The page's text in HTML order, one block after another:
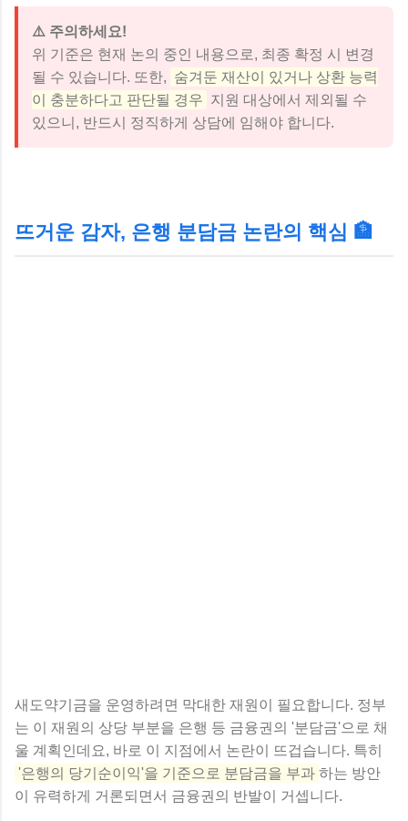
⚠️ 주의하세요!
위 기준은 현재 논의 중인 내용으로, 최종 확정 시 변경
될 수 있습니다. 또한, 숨겨둔 재산이 있거나 상환 능력
이 충분하다고 판단될 경우 지원 대상에서 제외될 수
있으니, 반드시 정직하게 상담에 임해야 합니다.
뜨거운 감자, 은행 분담금 논란의 핵심 🏦
새도약기금을 운영하려면 막대한 재원이 필요합니다. 정부
는 이 재원의 상당 부분을 은행 등 금융권의 '분담금'으로 채
울 계획인데요, 바로 이 지점에서 논란이 뜨겁습니다. 특히
'은행의 당기순이익'을 기준으로 분담금을 부과 하는 방안
이 유력하게 거론되면서 금융권의 반발이 거셉니다.